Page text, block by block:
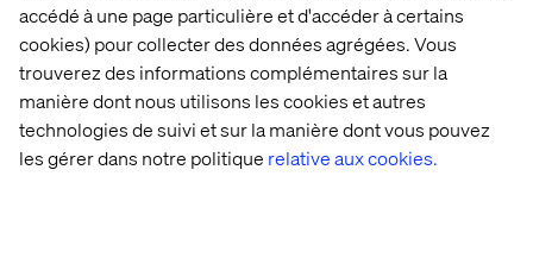
accédé à une page particulière et d'accéder à certains
cookies) pour collecter des données agrégées. Vous
trouverez des informations complémentaires sur la
manière dont nous utilisons les cookies et autres
technologies de suivi et sur la manière dont vous pouvez
les gérer dans notre politique relative aux cookies.
Nous contacter